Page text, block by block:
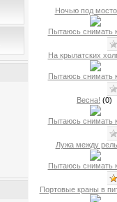
Ночью под
Пытаюсь снимать
На крылатских
Пытаюсь снимать
Весна! (0)
Пытаюсь снимать
Лужа между
Пытаюсь снимать
Портовые краны в